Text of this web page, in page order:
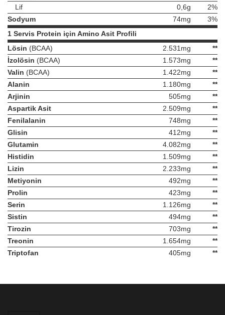
0,6g
2%
Lif
74mg
3%
Sodyum
1 Servis Protein için Amino Asit Profili
2.531mg
**
Lösin (BCAA)
1.573mg
**
İzolösin (BCAA)
1.422mg
**
Valin (BCAA)
1.180mg
**
Alanin
505mg
**
Arjinin
2.509mg
**
Aspartik Asit
748mg
**
Fenilalanin
412mg
**
Glisin
4.082mg
**
Glutamin
1.509mg
**
Histidin
2.233mg
**
Lizin
492mg
**
Metiyonin
423mg
**
Prolin
1.126mg
**
Serin
494mg
**
Sistin
703mg
**
Tirozin
1.654mg
**
Treonin
405mg
**
Triptofan